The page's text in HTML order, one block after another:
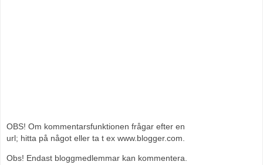
OBS! Om kommentarsfunktionen frågar efter en
url; hitta på något eller ta t ex www.blogger.com.
Obs! Endast bloggmedlemmar kan kommentera.